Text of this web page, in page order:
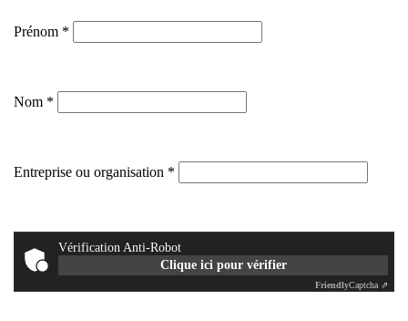
Prénom
Nom
Entreprise ou organisation
Vérification Anti-Robot
Clique ici pour vérifier
FriendlyCaptcha ⇗